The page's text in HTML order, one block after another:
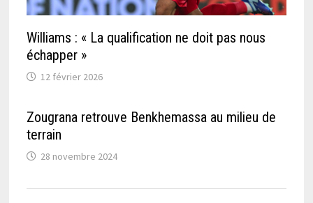
Williams : « La qualification ne doit pas nous
échapper »
12 février 2026
Zougrana retrouve Benkhemassa au milieu de
terrain
28 novembre 2024